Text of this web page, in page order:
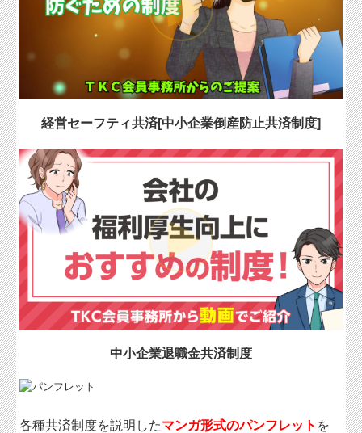
経営セーフティ共済[中小企業倒産防止共済制度]
中小企業退職金共済制度
各種共済制度を説明したマンガ形式のパンフレット を